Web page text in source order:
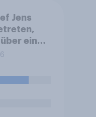
Jens
eine
Ausland
der